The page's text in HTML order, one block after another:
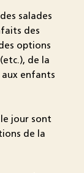
salades
des
options
de la
enfants
jour sont
de la